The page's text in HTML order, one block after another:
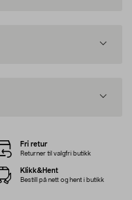
Fri retur
Returner til valgfri butikk
Klikk&Hent
Bestill på nett og hent i butikk